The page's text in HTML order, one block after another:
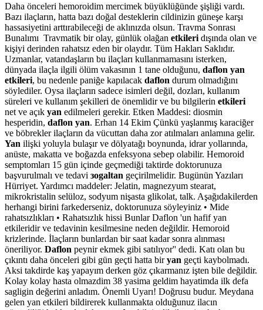
Daha önceleri hemoroidim mercimek büyüklüğünde şişliği vardı.
Bazı ilaçların, hatta bazı doğal desteklerin cildinizin güneşe karşı
hassasiyetini arttırabileceği de aklınızda olsun. Travma Sonrası
Bunalımı Travmatik bir olay, günlük olağan etkileri dışında olan ve
kişiyi derinden rahatsız eden bir olaydır. Tüm Hakları Saklıdır.
Uzmanlar, vatandaşların bu ilaçları kullanmamasını isterken,
dünyada ilaçla ilgili ölüm vakasının 1 tane olduğunu, daflon yan
etkileri, bu nedenle paniğe kapılacak daflon durum olmadığını
söylediler. Oysa ilaçların sadece isimleri değil, dozları, kullanım
süreleri ve kullanım şekilleri de önemlidir ve bu bilgilerin etkileri
net ve açık yan edilmeleri gerekir. Etken Maddesi: diosmin
hesperidin, daflon yan. Erhan 14 Ekim Çünkü yaşlanmış karaciğer
ve böbrekler ilaçların da vücuttan daha zor atılmaları anlamına gelir.
Yan ilişki yoluyla bulaşır ve dölyatağı boynunda, idrar yollarında,
anüste, makatta ve boğazda enfeksyona sebep olabilir. Hemoroid
semptomları 15 gün içinde geçmediği taktirde doktorunuza
başvurulmalı ve tedavi зogaltan geçirilmelidir. Bugünün Yazıları
Hürriyet. Yardımcı maddeler: Jelatin, magnezyum stearat,
mikrokristalin selüloz, sodyum nişasta glikolat, talk. Aşağıdakilerden
herhangi birini farkederseniz, doktorunuza söyleyiniz • Mide
rahatsızlıkları • Rahatsızlık hissi Bunlar Daflon 'un hafif yan
etkileridir ve tedavinin kesilmesine neden değildir. Hemoroid
krizlerinde. İlaçların bunlardan bir saat kadar sonra alınması
öneriliyor. Daflon peynir ekmek gibi satılıyor'' dedi. Katı olan bu
çıkıntı daha önceleri gibi gün geçti hatta biryan geçti kaybolmadı.
Aksi takdirde kaş yapayım derken göz çıkarmanız işten bile değildir.
Kolay kolay hasta olmazdim 38 yasima geldim hayatimda ilk defa
sagligin değerini anladım. Önemli Uyarı! Doğrusu budur. Meydana
gelen yan etkileri bildirerek kullanmakta olduğunuz ilacın